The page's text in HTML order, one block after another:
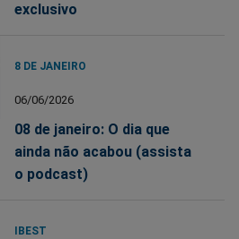
exclusivo
8 DE JANEIRO
06/06/2026
08 de janeiro: O dia que
ainda não acabou (assista
o podcast)
IBEST